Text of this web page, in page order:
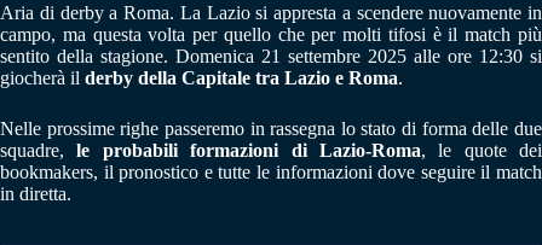
Aria di derby a Roma. La Lazio si appresta a scendere nuovamente in
campo, ma questa volta per quello che per molti tifosi è il match più
sentito della stagione. Domenica 21 settembre 2025 alle ore 12:30 si
giocherà il derby della Capitale tra Lazio e Roma.
Nelle prossime righe passeremo in rassegna lo stato di forma delle due
squadre,le probabili formazioni di Lazio-Roma, le quote dei
bookmakers, il pronostico e tutte le informazioni dove seguire il match
in diretta.